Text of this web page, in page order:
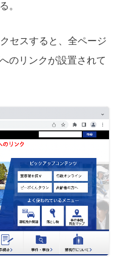
。
セスすると、全ページ
のリンクが設置されて